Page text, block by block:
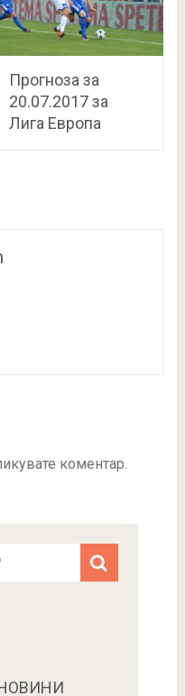
Прогноза за
20.07.2017 за
Лига Европа
коментар.